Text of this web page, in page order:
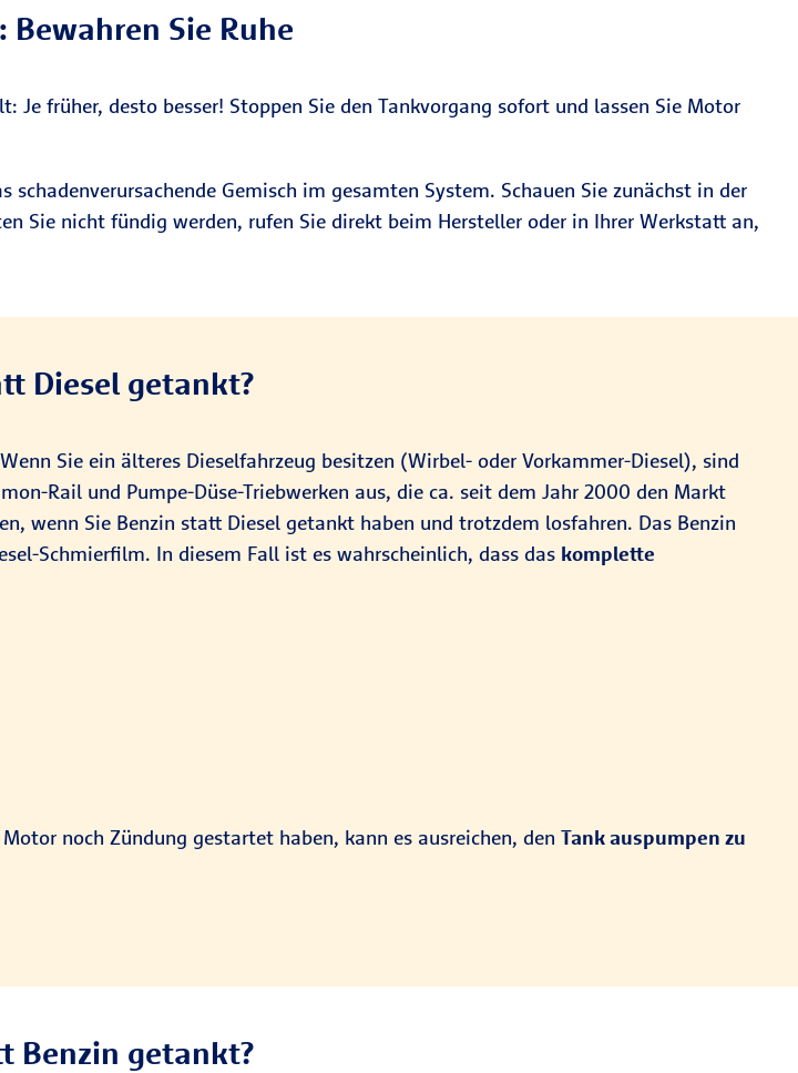
Bewahren Sie Ruhe
Je früher, desto besser! Stoppen Sie den Tankvorgang sofort und lassen Sie Motor
schadenverursachende Gemisch im gesamten System. Schauen Sie zunächst in der
Sie nicht fündig werden, rufen Sie direkt beim Hersteller oder in Ihrer Werkstatt an,
Diesel getankt?
Sie ein älteres Dieselfahrzeug besitzen (Wirbel- oder Vorkammer-Diesel), sind
Rail und Pumpe-Düse-Triebwerken aus, die ca. seit dem Jahr 2000 den Markt
wenn Sie Benzin statt Diesel getankt haben und trotzdem losfahren. Das Benzin
Schmierfilm. In diesem Fall ist es wahrscheinlich, dass das komplette
noch Zündung gestartet haben, kann es ausreichen, den Tank auspumpen zu
Benzin getankt?